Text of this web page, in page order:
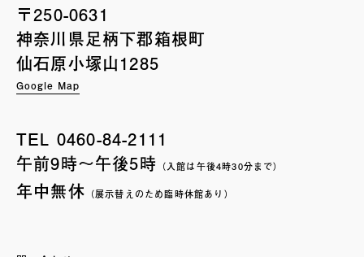
〒250-0631
神奈川県足柄下郡箱根町
仙石原小塚山1285
Google Map
TEL 0460-84-2111
午前9時〜午後5時 （入館は午後4時30分まで）
年中無休 （展示替えのため臨時休館あり）